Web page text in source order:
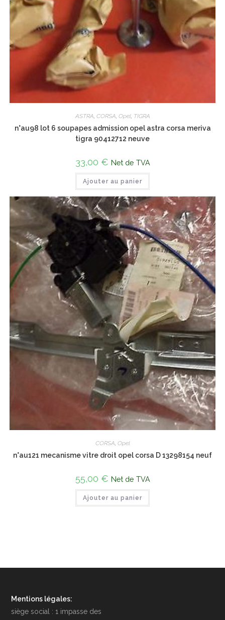
ASTRA, CORSA, Opel, TIGRA
n°au98 lot 6 soupapes admission opel astra corsa meriva
tigra 90412712 neuve
33,00 € Net de TVA
Ajouter au panier
CORSA, Opel
n°au121 mecanisme vitre droit opel corsa D 13298154 neuf
55,00 € Net de TVA
Ajouter au panier
Mentions légales:
siège social : 1 impasse des